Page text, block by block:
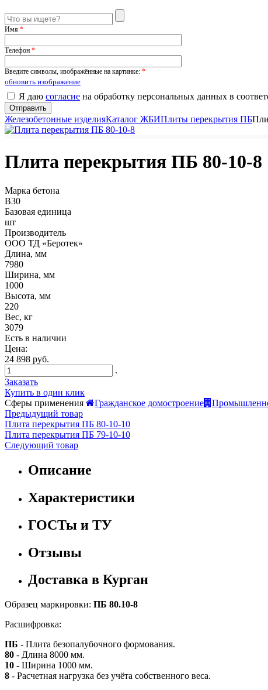
Имя *
Телефон *
Введите символы, изображённые на картинке: *
обновить изображение
Я даю согласие на обработку персональных данных в
Железобетонные изделияКаталог ЖБИПлиты перекрытия ПБ
Плита перекрытия ПБ 80-10-8
Марка бетона
B30
Базовая единица
шт
Производитель
ООО ТД «Беротек»
Длина, мм
7980
Ширина, мм
1000
Высота, мм
220
Вес, кг
3079
Есть в наличии
Цена:
24 898 руб.
.
Заказать
Купить в один клик
Сферы применения
Гражданское домостроение
Предыдущий товар
Плита перекрытия ПБ 80-10-10
Плита перекрытия ПБ 79-10-10
Следующий товар
Описание
Характеристики
ГОСТы и ТУ
Отзывы
Доставка в Курган
Образец маркировки: ПБ 80.10-8
Расшифровка:
ПБ - Плита безопалубочного формования.
80 - Длина 8000 мм.
10 - Ширина 1000 мм.
8 - Расчетная нагрузка без учёта собственного веса.